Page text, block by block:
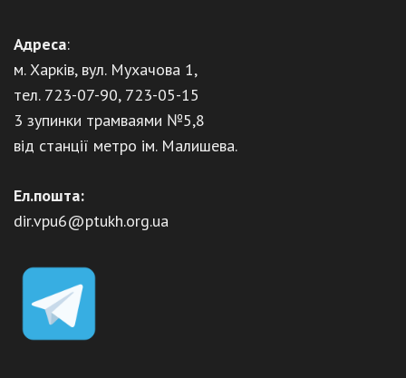
Адреса:
м. Харків, вул. Мухачова 1,
тел. 723-07-90, 723-05-15
3 зупинки трамваями №5,8
від станції метро ім. Малишева.
Ел.пошта:
dir.vpu6@ptukh.org.ua